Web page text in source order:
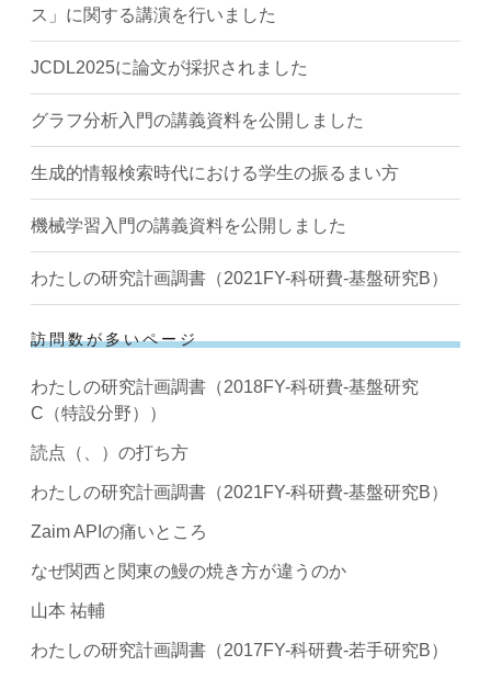
ス」に関する講演を行いました
JCDL2025に論文が採択されました
グラフ分析入門の講義資料を公開しました
生成的情報検索時代における学生の振るまい方
機械学習入門の講義資料を公開しました
わたしの研究計画調書（2021FY-科研費-基盤研究B）
訪問数が多いページ
わたしの研究計画調書（2018FY-科研費-基盤研究
C（特設分野））
読点（、）の打ち方
わたしの研究計画調書（2021FY-科研費-基盤研究B）
Zaim APIの痛いところ
なぜ関西と関東の鰻の焼き方が違うのか
山本 祐輔
わたしの研究計画調書（2017FY-科研費-若手研究B）